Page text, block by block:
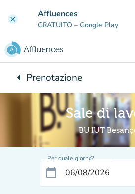
clear Affluences
GRATUITO – Google Play
arrow_leftTorna a:
Prenotazione
Sale di
BU IUT
Per quale giorno?
calendar_today